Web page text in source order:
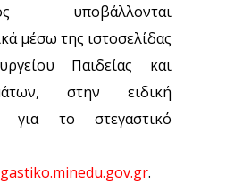
υποβάλλονται
μέσω της ιστοσελίδας
Παιδείας και
στην ειδική
για το στεγαστικό
.